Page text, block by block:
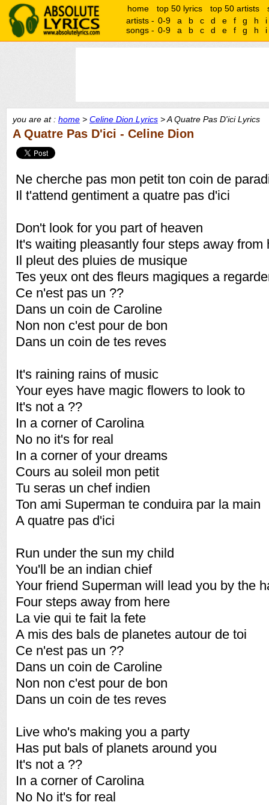
home top 50 lyrics top 50 artists
artists - 0-9 a b c d e f g h
i
songs - 0-9 a b c d e f g h i
you are at : home > Celine Dion Lyrics > A Quatre Pas D'ici Lyrics
A Quatre Pas D'ici - Celine Dion
Ne cherche pas mon petit ton coin de
Il t'attend gentiment a quatre pas d'ici
Don't look for you part of heaven
It's waiting pleasantly four steps away from
Il pleut des pluies de musique
Tes yeux ont des fleurs magiques a
Ce n'est pas un ??
Dans un coin de Caroline
Non non c'est pour de bon
Dans un coin de tes reves
It's raining rains of music
Your eyes have magic flowers to look to
It's not a ??
In a corner of Carolina
No no it's for real
In a corner of your dreams
Cours au soleil mon petit
Tu seras un chef indien
Ton ami Superman te conduira par la main
A quatre pas d'ici
Run under the sun my child
You'll be an indian chief
Your friend Superman will lead you by the
Four steps away from here
La vie qui te fait la fete
A mis des bals de planetes autour de toi
Ce n'est pas un ??
Dans un coin de Caroline
Non non c'est pour de bon
Dans un coin de tes reves
Live who's making you a party
Has put bals of planets around you
It's not a ??
In a corner of Carolina
No No it's for real